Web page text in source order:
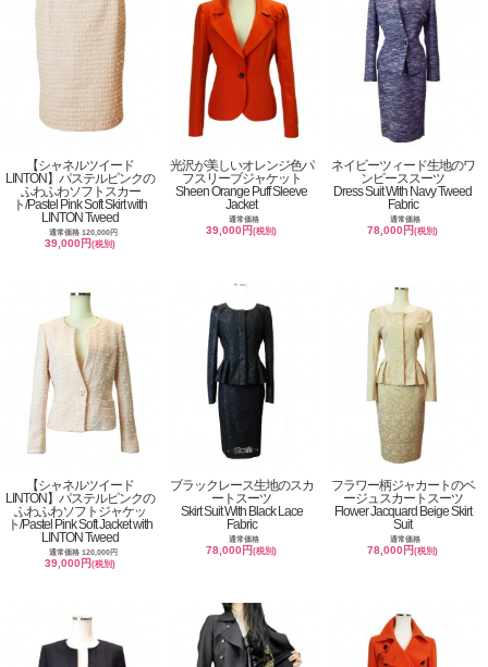
【シャネルツイード
LINTON】パステルピンクの
ふわふわソフトスカー
ト/Pastel Pink Soft Skirt with
LINTON Tweed
通常価格 120,000円
39,000円(税別)
光沢が美しいオレンジ色パ
フスリーブジャケット
Sheen Orange Puff Sleeve
Jacket
通常価格
39,000円(税別)
ネイビーツィード生地のワ
ンピーススーツ
Dress Suit With Navy Tweed
Fabric
通常価格
78,000円(税別)
【シャネルツイード
LINTON】パステルピンクの
ふわふわソフトジャケッ
ト/Pastel Pink Soft Jacket with
LINTON Tweed
通常価格 120,000円
39,000円(税別)
ブラックレース生地のスカ
ートスーツ
Skirt Suit With Black Lace
Fabric
通常価格
78,000円(税別)
フラワー柄ジャカートのベ
ージュスカートスーツ
Flower Jacquard Beige Skirt
Suit
通常価格
78,000円(税別)